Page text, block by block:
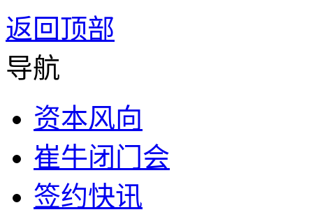
返回顶部
导航
资本风向
崔牛闭门会
签约快讯